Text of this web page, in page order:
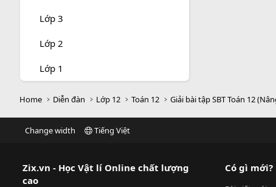
Lớp 3
Lớp 2
Lớp 1
Home Diễn đàn Lớp 12 Toán 12 Giải bài tập SBT Toán 12
Change width Tiếng Việt
Zix.vn - Học Vật lí Online chất lượng
cao
Có gì mới?